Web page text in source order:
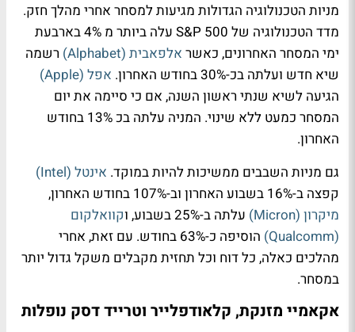
מניות הטכנולוגיה הגדולות מגיעות למסחר אחרי מהלך חזק.
מדד הטכנולוגיה של S&P 500 עלה ביותר מ 4% בארבעת
ימי המסחר האחרונים, כאשר אלפאבית (Alphabet)
רשמה
שיא חדש ועלתה בכ-30% בחודש האחרון.
אפל (Apple)
הגיעה לשיא שנתי ראשון השנה, אם כי סיימה את יום
המסחר כמעט ללא שינוי. המניה עלתה בכ 13% בחודש
האחרון.
גם מניות השבבים ממשיכות להיות במוקד. אינטל (Intel)
קפצה ב-16% בשבוע האחרון וב-107% בחודש האחרון,
מיקרון (Micron)
עלתה ב-25% בשבוע, ו
קוואלקום
(Qualcomm)
הוסיפה כ-63% בחודש. עם זאת, אחרי
מהלכים כאלה, כל דוח וכל תחזית מקבלים משקל גדול יותר
במסחר.
אקאמיי מזנקת, קלאודפלייר וטרייד דסק נופלות